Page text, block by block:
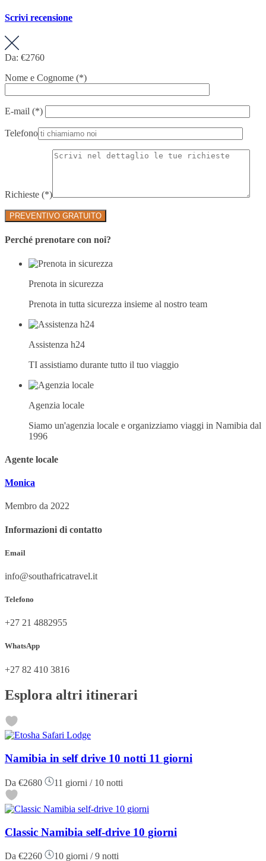
Scrivi recensione
Da: €2760
Nome e Cognome (*)
E-mail (*)
Telefono
Richieste (*)
Perché prenotare con noi?
Prenota in sicurezza
Prenota in tutta sicurezza insieme al nostro team
Assistenza h24
TI assistiamo durante tutto il tuo viaggio
Agenzia locale
Siamo un'agenzia locale e organizziamo viaggi in Namibia dal
1996
Agente locale
Monica
Membro da 2022
Informazioni di contatto
Email
info@southafricatravel.it
Telefono
+27 21 4882955
WhatsApp
+27 82 410 3816
Esplora altri itinerari
Namibia in self drive 10 notti 11 giorni
Da €2680 11 giorni / 10 notti
Classic Namibia self-drive 10 giorni
Da €2260 10 giorni / 9 notti